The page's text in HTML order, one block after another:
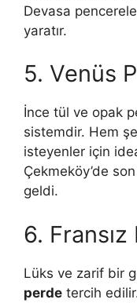
Devasa
yaratır.
5. Venüs
İnce tül ve opak
sistemdir. Hem
isteyenler için
Çekmeköy’de
geldi.
6.
Lüks ve zarif bir
perde tercih